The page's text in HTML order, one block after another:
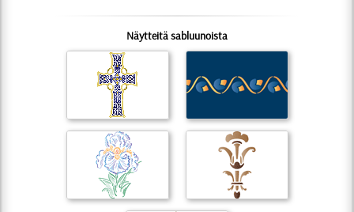
Näytteitä sabluunoista